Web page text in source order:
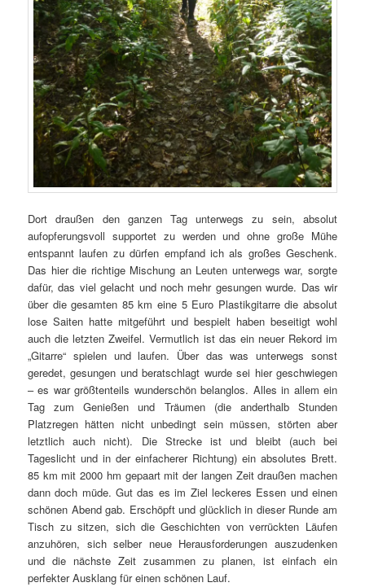
Dort draußen den ganzen Tag unterwegs zu sein, absolut
aufopferungsvoll supportet zu werden und ohne große Mühe
entspannt laufen zu dürfen empfand ich als großes Geschenk.
Das hier die richtige Mischung an Leuten unterwegs war, sorgte
dafür, das viel gelacht und noch mehr gesungen wurde. Das wir
über die gesamten 85 km eine 5 Euro Plastikgitarre die absolut
lose Saiten hatte mitgeführt und bespielt haben beseitigt wohl
auch die letzten Zweifel. Vermutlich ist das ein neuer Rekord im
„Gitarre“ spielen und laufen. Über das was unterwegs sonst
geredet, gesungen und beratschlagt wurde sei hier geschwiegen
– es war größtenteils wunderschön belanglos. Alles in allem ein
Tag zum Genießen und Träumen (die anderthalb Stunden
Platzregen hätten nicht unbedingt sein müssen, störten aber
letztlich auch nicht). Die Strecke ist und bleibt (auch bei
Tageslicht und in der einfacherer Richtung) ein absolutes Brett.
85 km mit 2000 hm gepaart mit der langen Zeit draußen machen
dann doch müde. Gut das es im Ziel leckeres Essen und einen
schönen Abend gab. Erschöpft und glücklich in dieser Runde am
Tisch zu sitzen, sich die Geschichten von verrückten Läufen
anzuhören, sich selber neue Herausforderungen auszudenken
und die nächste Zeit zusammen zu planen, ist einfach ein
perfekter Ausklang für einen schönen Lauf.